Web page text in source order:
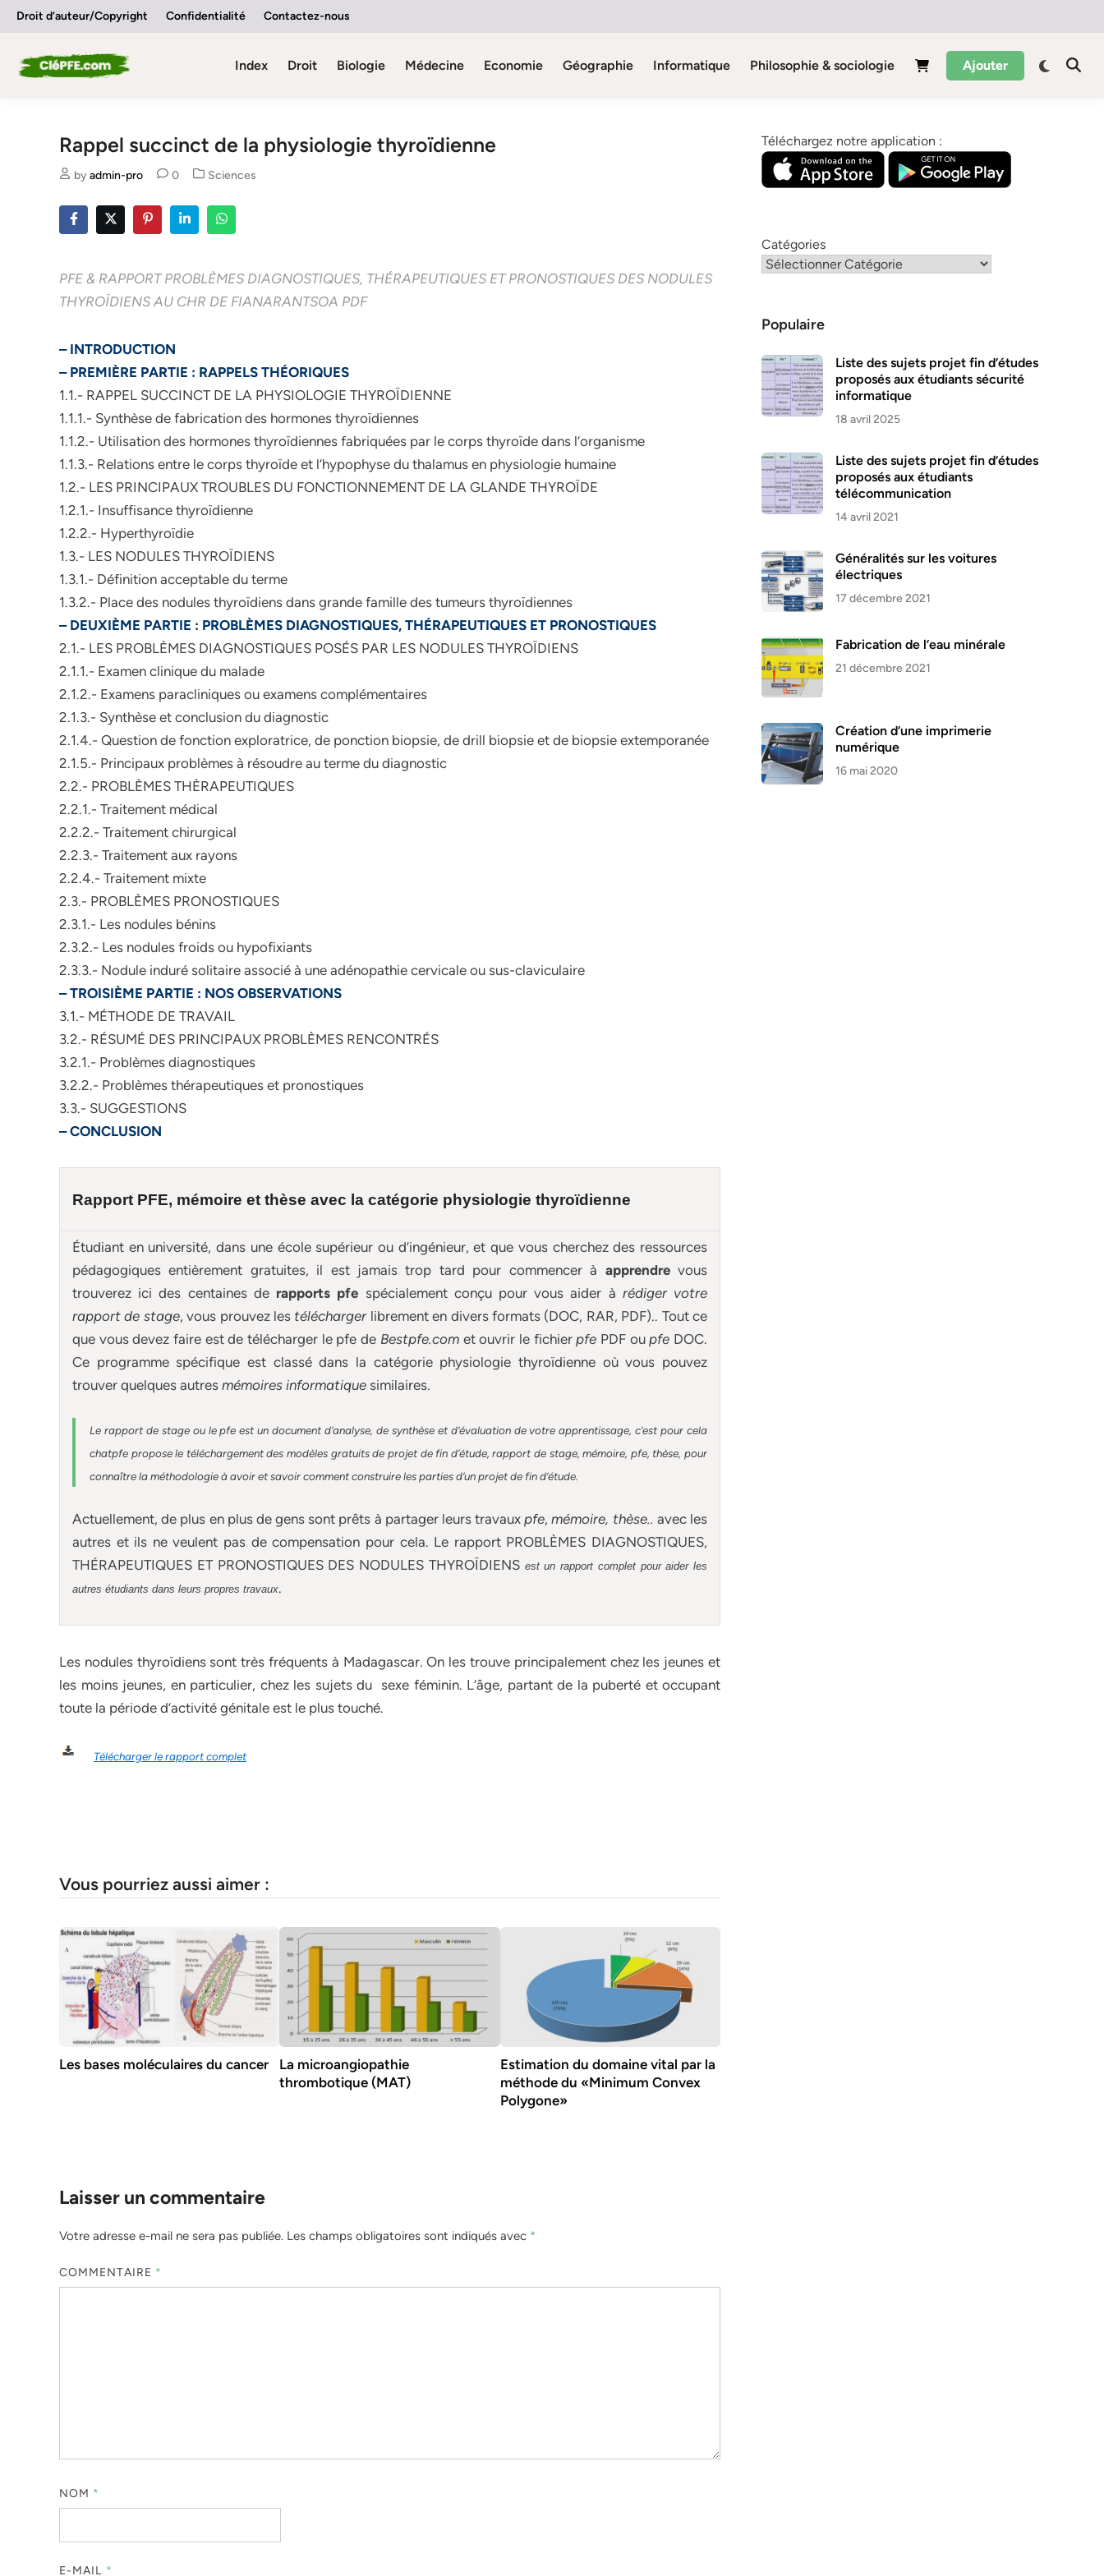
SkipDroit d’auteur/Copyright Confidentialité Contactez-nous
Index Droit Biologie Médecine Economie Géographie Informatique Philosophie & sociologie Ajouter
Rappel succinct de la physiologie thyroïdienne
byadmin-pro 0
Posted
Sciences
PFE & RAPPORT PROBLÈMES DIAGNOSTIQUES, THÉRAPEUTIQUES ET PRONOSTIQUES DES NODULES
THYROÏDIENS AU CHR DE FIANARANTSOA PDF
– INTRODUCTION
– PREMIÈRE PARTIE : RAPPELS THÉORIQUES
1.1.- RAPPEL SUCCINCT DE LA PHYSIOLOGIE THYROÏDIENNE
1.1.1.- Synthèse de fabrication des hormones thyroïdiennes
1.1.2.- Utilisation des hormones thyroïdiennes fabriquées par le corps thyroïde dans l’organisme
1.1.3.- Relations entre le corps thyroïde et l’hypophyse du thalamus en physiologie humaine
1.2.- LES PRINCIPAUX TROUBLES DU FONCTIONNEMENT DE LA GLANDE THYROÏDE
1.2.1.- Insuffisance thyroïdienne
1.2.2.- Hyperthyroïdie
1.3.- LES NODULES THYROÏDIENS
1.3.1.- Définition acceptable du terme
1.3.2.- Place des nodules thyroïdiens dans grande famille des tumeurs thyroïdiennes
– DEUXIÈME PARTIE : PROBLÈMES DIAGNOSTIQUES, THÉRAPEUTIQUES ET PRONOSTIQUES
2.1.- LES PROBLÈMES DIAGNOSTIQUES POSÉS PAR LES NODULES THYROÏDIENS
2.1.1.- Examen clinique du malade
2.1.2.- Examens paracliniques ou examens complémentaires
2.1.3.- Synthèse et conclusion du diagnostic
2.1.4.- Question de fonction exploratrice, de ponction biopsie, de drill biopsie et de biopsie extemporanée
2.1.5.- Principaux problèmes à résoudre au terme du diagnostic
2.2.- PROBLÈMES THÈRAPEUTIQUES
2.2.1.- Traitement médical
2.2.2.- Traitement chirurgical
2.2.3.- Traitement aux rayons
2.2.4.- Traitement mixte
2.3.- PROBLÈMES PRONOSTIQUES
2.3.1.- Les nodules bénins
2.3.2.- Les nodules froids ou hypofixiants
2.3.3.- Nodule induré solitaire associé à une adénopathie cervicale ou sus-claviculaire
– TROISIÈME PARTIE : NOS OBSERVATIONS
3.1.- MÉTHODE DE TRAVAIL
3.2.- RÉSUMÉ DES PRINCIPAUX PROBLÈMES RENCONTRÉS
3.2.1.- Problèmes diagnostiques
3.2.2.- Problèmes thérapeutiques et pronostiques
3.3.- SUGGESTIONS
– CONCLUSION
Rapport PFE, mémoire et thèse avec la catégorie physiologie thyroïdienne
Étudiant en université, dans une école supérieur ou d’ingénieur, et que vous cherchez des ressources
pédagogiques entièrement gratuites, il est jamais trop tard pour commencer à apprendrevous
trouverez ici des centaines de rapports pfe spécialement conçu pourvous aider à rédiger votre
rapport de stage, vous prouvez les télécharger librement en divers formats (DOC, RAR, PDF).. Tout ce
que vous devez faire est de télécharger le pfe de Bestpfe.comet ouvrir le fichierpfe PDF oupfe DOC.
Ce programme spécifique est classé dans la catégorie physiologie thyroïdienne où vous pouvez
trouver quelques autres mémoires informatique similaires.
Le rapport de stage ou le pfe est un document d’analyse, de synthèse et d’évaluation de votre apprentissage, c’est pour cela
chatpfe propose le téléchargement des modèles gratuits de projet de fin d’étude, rapport de stage, mémoire, pfe, thèse, pour
connaître la méthodologie à avoir et savoir comment construire les parties d’un projet de fin d’étude
Actuellement, de plus en plus de gens sont prêts à partager leurs travauxpfe,mémoire, thèse.. avec les
autres et ils ne veulent pas de compensation pour cela. Le rapport PROBLÈMES DIAGNOSTIQUES,
THÉRAPEUTIQUES ET PRONOSTIQUES DES NODULES THYROÏDIENS est un rapport complet pour aider les
autres étudiants dans leurs propres travaux.
Les nodules thyroïdiens sont très fréquents à Madagascar. On les trouve principalement chez les jeunes et
les moins jeunes, en particulier, chez les sujets du sexe féminin. L’âge, partant de la puberté et occupant
toute la période d’activité génitale est le plus touché.
Télécharger le rapport complet
Vous pourriez aussi aimer :
Les bases moléculaires du cancer
La microangiopathie
thrombotique (MAT)
Estimation du domaine vital par la
méthode du «Minimum Convex
Polygone»
Laisser un commentaire
Votre adresse e-mail ne sera pas publiée. Les champs obligatoires sont indiqués avec *
COMMENTAIRE *
NOM *
E-MAIL *
Téléchargez notre application :
Catégories
Populaire
Liste des sujets projet fin d’études
proposés aux étudiants sécurité
informatique
18 avril 2025
Liste des sujets projet fin d’études
proposés aux étudiants
télécommunication
14 avril 2021
Généralités sur les voitures
électriques
17 décembre 2021
Fabrication de l’eau minérale
21 décembre 2021
Création d’une imprimerie
numérique
16 mai 2020